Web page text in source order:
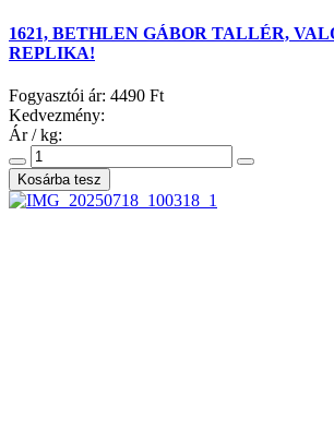
1621, BETHLEN GÁBOR TALLÉR,
REPLIKA!
Fogyasztói ár: 4490 Ft
Kedvezmény:
Ár / kg: